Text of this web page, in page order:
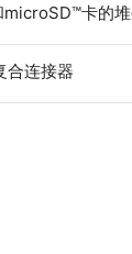
卡的
合连接器